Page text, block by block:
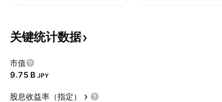
关键统计数据
市值
‪9.75 B‬ JPY
股息收益率（指定）